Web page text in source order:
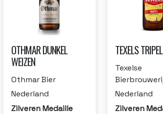
OTHMAR DUNKEL
WEIZEN
Othmar Bier
Nederland
Zilveren Medaille
TEXELS TRIPEL
Texelse
Nederland
Zilveren